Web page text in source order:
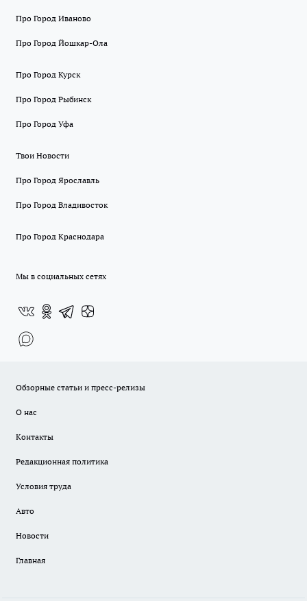
Про Город Иваново
Про Город Йошкар-Ола
Про Город Курск
Про Город Рыбинск
Про Город Уфа
Твои Новости
Про Город Ярославль
Про Город Владивосток
Про Город Краснодара
Мы в социальных сетях
Обзорные статьи и пресс-релизы
О нас
Контакты
Редакционная политика
Условия труда
Авто
Новости
Главная